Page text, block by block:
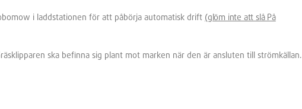
i laddstationen för att påbörja automatisk drift (glöm inte att slå På
ska befinna sig plant mot marken när den är ansluten till strömkällan.